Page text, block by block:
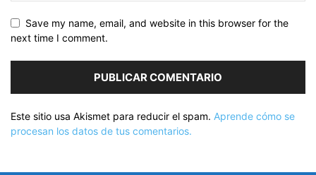
Save my name, email, and website in this browser for the
next time I comment.
Este sitio usa Akismet para reducir el spam. Aprende cómo se
procesan los datos de tus comentarios.